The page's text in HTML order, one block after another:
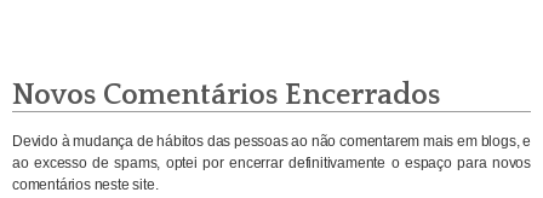
Novos Comentários Encerrados
Devido à mudança de hábitos das pessoas ao não comentarem mais em blogs, e
ao excesso de spams, optei por encerrar definitivamente o espaço para novos
comentários neste site.